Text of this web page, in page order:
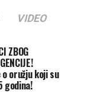
VIDEO
ZBOG
oružju koji su
godina!